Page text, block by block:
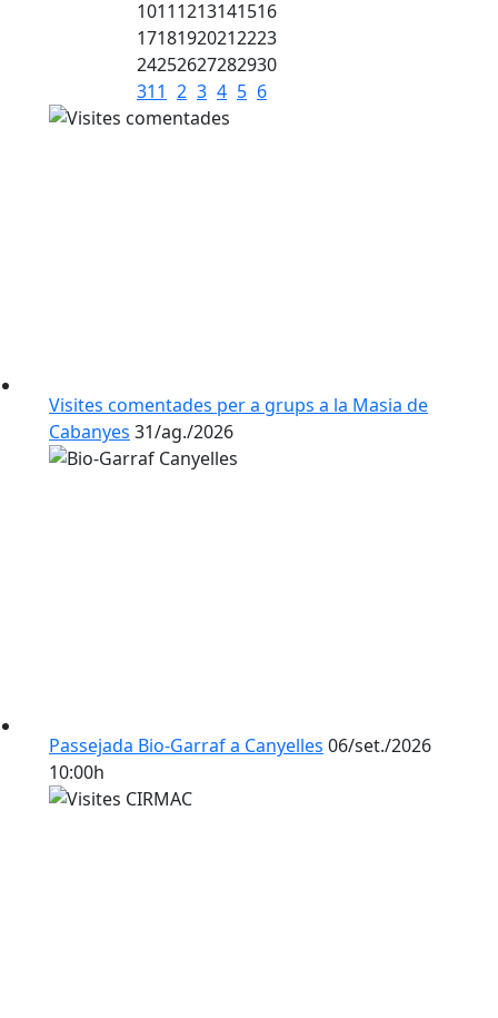
10111213141516
17181920212223
24252627282930
311 2 3 4 5 6
Visites comentades per a grups a la Masia de
Cabanyes 31/ag./2026
Passejada Bio-Garraf a Canyelles 06/set./2026
10:00h